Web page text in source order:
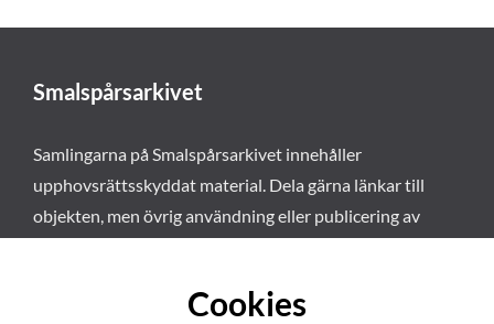
Smalspårsarkivet
Samlingarna på Smalspårsarkivet innehåller
upphovsrättsskyddat material. Dela gärna länkar till
objekten, men övrig användning eller publicering av
Cookies